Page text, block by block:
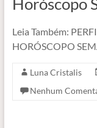
Leia Também:
HORÓSCOPO
Luna Cristalis
Nenhum